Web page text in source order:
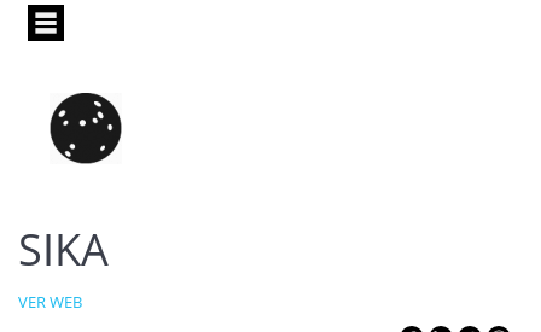
Pasar
principal
SIKA
VER WEB